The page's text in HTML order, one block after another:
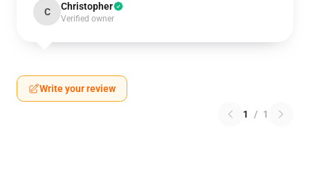
C Christopher
Verified owner
Write your review
1 / 1